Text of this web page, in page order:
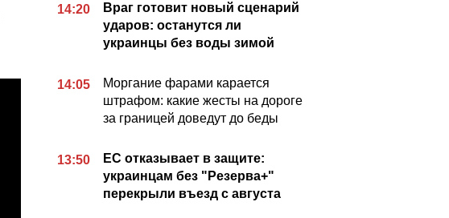
14:20
Враг готовит новый сценарий
ударов: останутся ли
украинцы без воды зимой
14:05
Моргание фарами карается
штрафом: какие жесты на дороге
за границей доведут до беды
13:50
ЕС отказывает в защите:
украинцам без "Резерва+"
перекрыли въезд с августа